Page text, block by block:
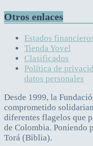
Otros enlaces
Estados
Tienda Yovel
Clasificados
Política de
datos personales
Desde 1999, la
comprometido
diferentes flagelos que
de Colombia. Poniendo
Torá (Biblia).